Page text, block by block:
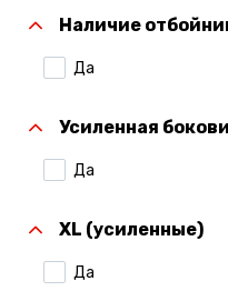
Наличие
Да
Усиленная
Да
XL (усиленные)
Да